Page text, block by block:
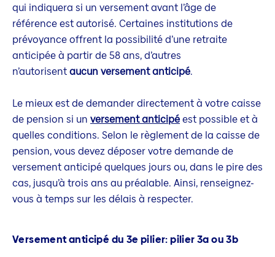
qui indiquera si un versement avant l’âge de
référence est autorisé. Certaines institutions de
prévoyance offrent la possibilité d’une retraite
anticipée à partir de 58 ans, d’autres
n’autorisentaucun versement anticipé.
Le mieux est de demander directement à votre caisse
de pension si un versement anticipéest possible et à
quelles conditions. Selon le règlement de la caisse de
pension, vous devez déposer votre demande de
versement anticipé quelques jours ou, dans le pire des
cas, jusqu’à trois ans au préalable. Ainsi, renseignez-
vous à temps sur les délais à respecter.
Versement anticipé du 3e pilier: pilier 3a ou 3b